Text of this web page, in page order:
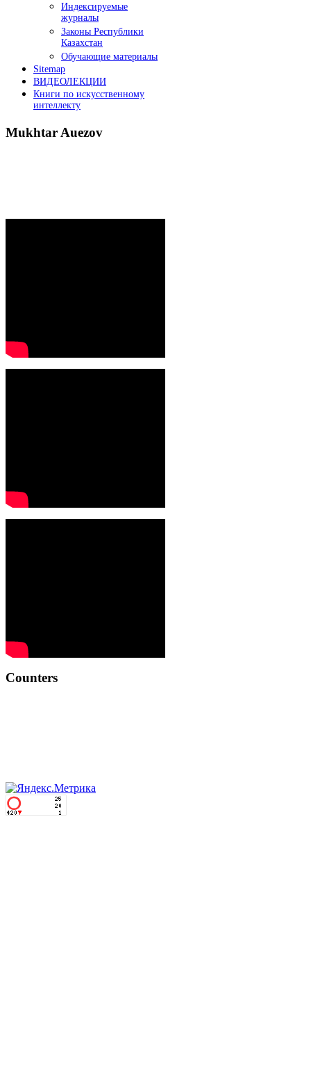
Индексируемые
журналы
Законы Республики
Казахстан
Обучающие материалы
Sitemap
ВИДЕОЛЕКЦИИ
Книги по искусственному
интеллекту
MukhtarAuezov
Counters